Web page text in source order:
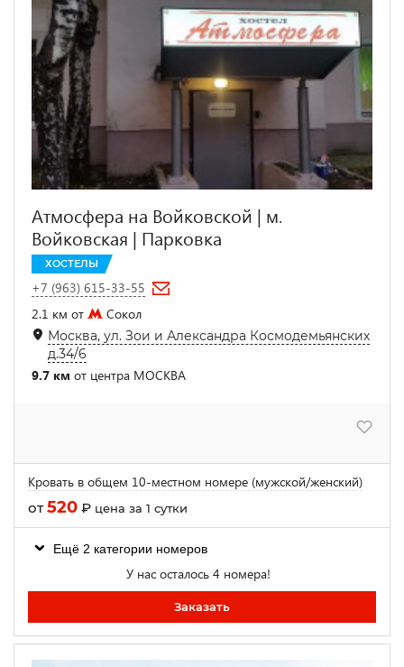
Атмосфера на Войковской | м.
Войковская | Парковка
ХОСТЕЛЫ
+7 (963) 615-33-55
2.1 км от
Сокол
Москва, ул. Зои и Александра Космодемьянских
д.34/6
9.7 км от центра МОСКВА
Кровать в общем 10-местном номере (мужской/женский)
от520 ₽ цена за 1 сутки
Ещё 2 категории номеров
У нас осталось 4 номера!
Заказать